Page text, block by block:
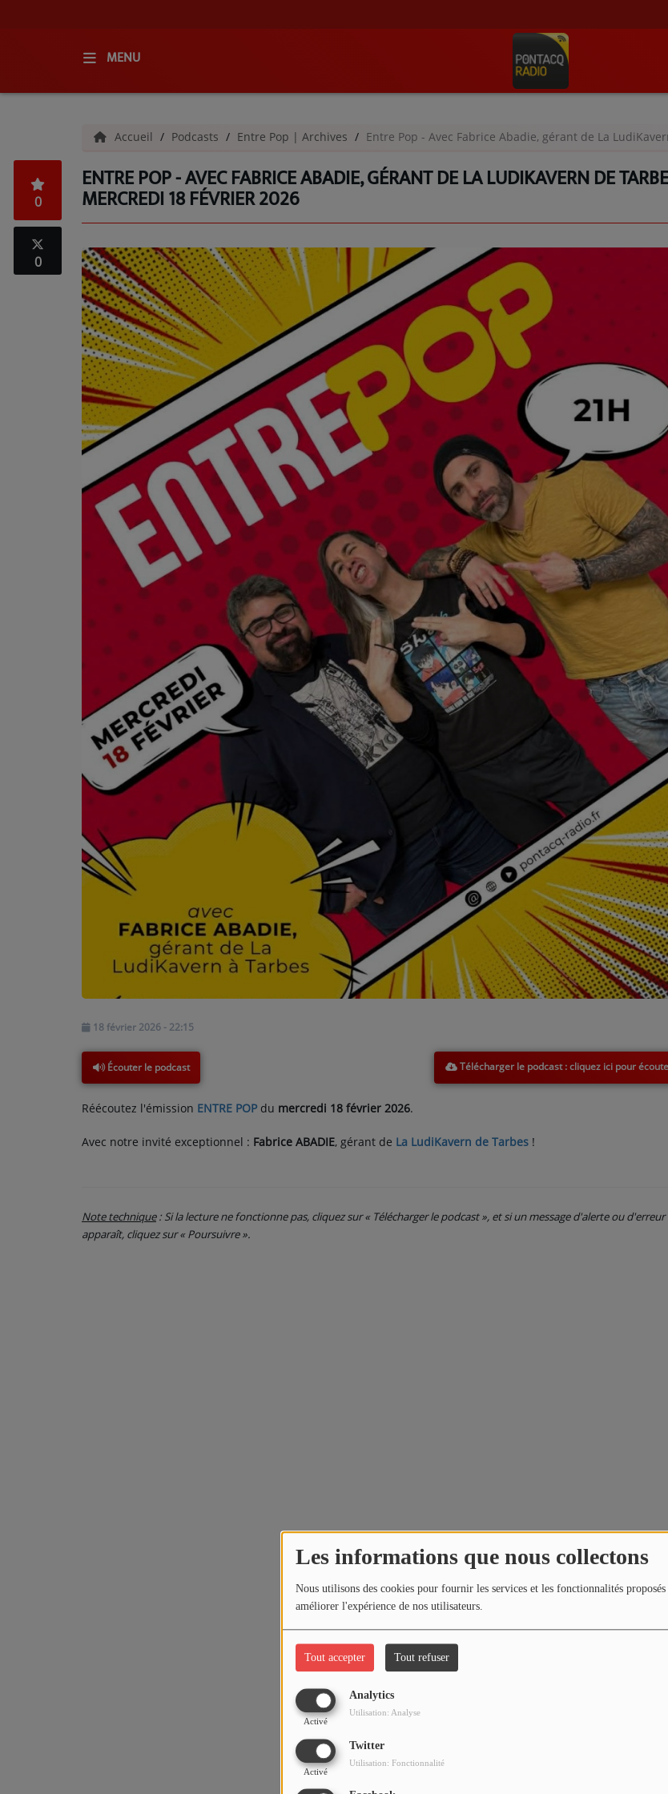
Les informations que nous collectons
Nous utilisons des cookies pour fournir les services et les fonctionnalités
améliorer l'expérience de nos utilisateurs.
Tout accepter Tout refuser
Analytics
Activé
Utilisation: Analyse
Twitter
Activé
Utilisation: Fonctionnalité
MENU
QUI SOMMES-NOUS ?
GRILLE DES PROGRAMMES
C'ÉTAIT QUOI CE TITRE ?
PODCASTS - SAISON 2026/2027
NOS PROGRAMMES COURTS
ARCHIVES - SAISONS PASSÉES
VOS ÉMISSIONS EN IMAGES
ANNONCEURS & ESPACE PRO
VOTRE PUBLICITÉ SUR PONTACQ RADIO
ÉDUCATION AUX MÉDIAS ET À
L'INFORMATION
EN QUOI ÇA CONSISTE ?
ÉCOUTEZ LES PRODUCTIONS
JEUX CONCOURS
VENEZ DANS LE PUBLIC !
L'ŒIL DE L'OIE | PRÉSENTATION
VIDÉOS | L’ŒIL DE L'OIE
PARTENAIRES
Accueil Podcasts Entre Pop | Archives Entre Pop - Avec Fabrice Abadie, gérant de La
ENTRE POP - AVEC FABRICE ABADIE, GÉRANT DE LA LUDIKAVERN DE
MERCREDI 18 FÉVRIER 2026
0
0
18 février 2026 - 22:15
Écouter le podcast Télécharger le podcast
Réécoutez l'émission ENTRE POPdu mercredi 18 février 2026.
Avec notre invité exceptionnel : Fabrice ABADIE, gérant de La LudiKavern de Tarbes !
Note technique: Si la lecture ne fonctionne pas, cliquez sur « Télécharger le podcast », et si un message d'alerte ou d'erreur
apparaît, cliquez sur « Poursuivre ».
Marion
Émilie